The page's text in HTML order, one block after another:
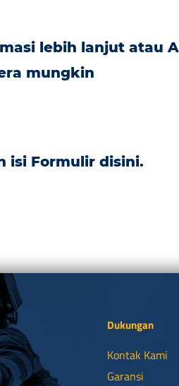
lebih lanjut atau
mungkin
isi Formulir disini.
Dukungan
Kontak Kami
Garansi